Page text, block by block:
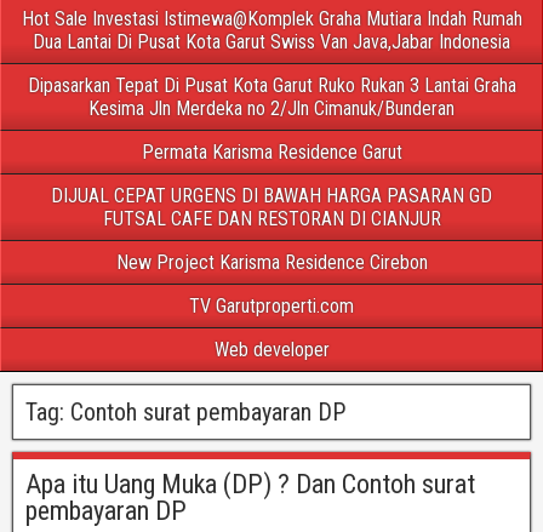
Hot Sale Investasi Istimewa@Komplek Graha Mutiara Indah Rumah
Dua Lantai Di Pusat Kota Garut Swiss Van Java,Jabar Indonesia
Dipasarkan Tepat Di Pusat Kota Garut Ruko Rukan 3 Lantai Graha
Kesima Jln Merdeka no 2/Jln Cimanuk/Bunderan
Permata Karisma Residence Garut
DIJUAL CEPAT URGENS DI BAWAH HARGA PASARAN GD
FUTSAL CAFE DAN RESTORAN DI CIANJUR
New Project Karisma Residence Cirebon
TV Garutproperti.com
Web developer
Tag: Contoh surat pembayaran DP
Apa itu Uang Muka (DP) ? Dan Contoh surat
pembayaran DP